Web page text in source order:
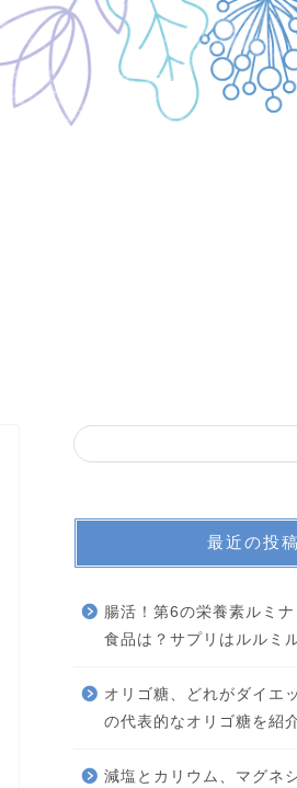
最近の投稿
腸活！第6の栄養素ルミ
食品は？サプリはルルミ
オリゴ糖、どれがダイエ
の代表的なオリゴ糖を紹
減塩とカリウム、マグネ